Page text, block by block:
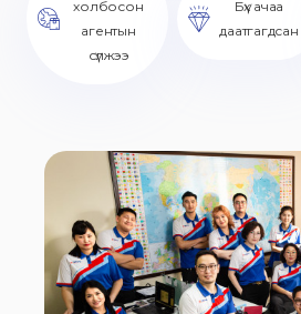
холбосон
агентын
сүлжээ
Бүх ачаа
даатгагдсан